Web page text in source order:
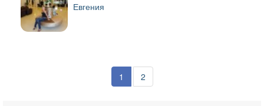
Евгения
1 2